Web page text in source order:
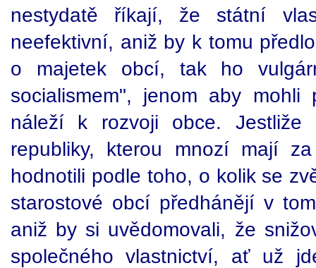
nestydatě říkají, že státní
neefektivní, aniž by k tomu
o majetek obcí, tak ho
socialismem", jenom aby mohli
náleží k rozvoji obce. Jestliže
republiky, kterou mnozí mají
hodnotili podle toho, o kolik se
starostové obcí předhánějí v
aniž by si uvědomovali, že
společného vlastnictví, ať už